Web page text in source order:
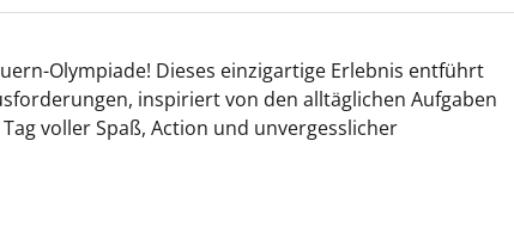
Olympiade! Dieses einzigartige Erlebnis entführt
inspiriert von den alltäglichen Aufgaben
voller Spaß, Action und unvergesslicher